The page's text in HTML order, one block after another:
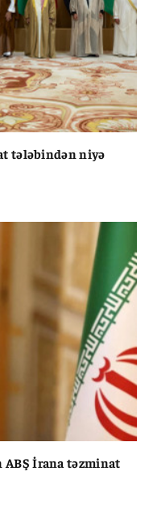
tələbindən niyə
ABŞ İrana təzminat